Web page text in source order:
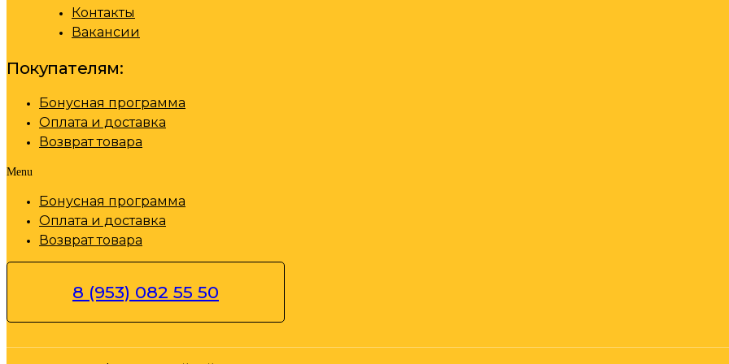
Контакты
Вакансии
Покупателям:
Бонусная программа
Оплата и доставка
Возврат товара
Menu
Бонусная программа
Оплата и доставка
Возврат товара
8 (953) 082 55 50